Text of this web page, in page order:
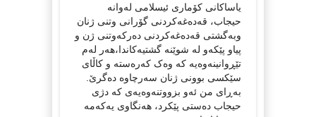
یاساکانی کۆماری ئیسلامی لەوانە
حیجاب، قەدەغەکردنی گۆرانی وتنی ژنان
وبەگشتی قەدەغەکردنی دەرکەوتنی ژن و
پیاو پێکەو لە شوێنە گشتیەکاندا،هەر لەم
تێڕوانینەوەیە کە وەک کەرەستە و کاڵای
سێکسی بوونی ژنان سەرچاوە دەگرێ.
بەڕای من ئەو بزووتنەوەیەی کە دژی
حیجاب دەستی پێکرد، هەنگاوی یەکەمە